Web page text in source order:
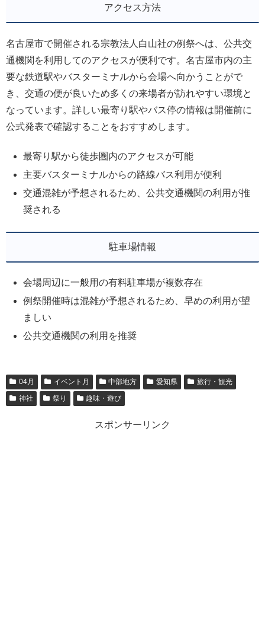
アクセス方法
名古屋市で開催される宗教法人白山社の例祭へは、公共交
通機関を利用してのアクセスが便利です。名古屋市内の主
要な鉄道駅やバスターミナルから会場へ向かうことがで
き、交通の便が良いため多くの来場者が訪れやすい環境と
なっています。詳しい最寄り駅やバス停の情報は開催前に
公式発表で確認することをおすすめします。
最寄り駅から徒歩圏内のアクセスが可能
主要バスターミナルからの路線バス利用が便利
交通混雑が予想されるため、公共交通機関の利用が推
奨される
駐車場情報
会場周辺に一般用の有料駐車場が複数存在
例祭開催時は混雑が予想されるため、早めの利用が望
ましい
公共交通機関の利用を推奨
04月 イベント月 中部地方 愛知県
旅行・観光
神社
祭り 趣味・遊び
スポンサーリンク